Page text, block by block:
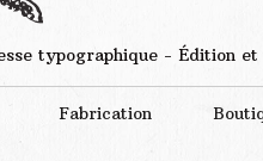
typographique - Édition
Fabrication